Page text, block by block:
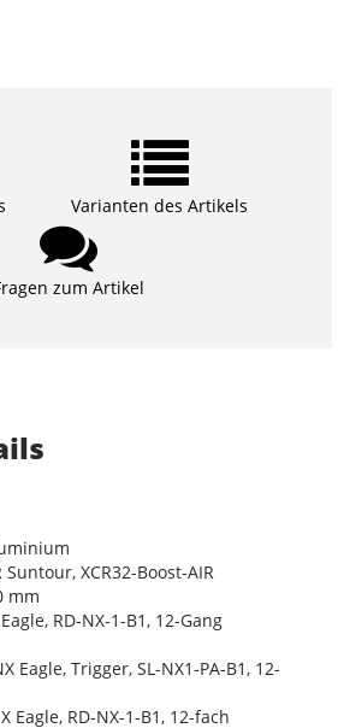
Varianten des Artikels
zum Artikel
Suntour, XCR32-Boost-AIR
mm
RD-NX-1-B1, 12-Gang
Eagle, Trigger, SL-NX1-PA-B1, 12-
Eagle, RD-NX-1-B1, 12-fach